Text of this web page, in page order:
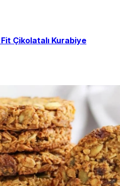
Çikolatalı Kurabiye